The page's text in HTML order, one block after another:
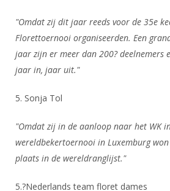
"Omdat zij dit jaar reeds voor de 35e
Florettoernooi organiseerden. Een
jaar zijn er meer dan 200? deelnemers
jaar in, jaar uit."
5. Sonja Tol
"Omdat zij in de aanloop naar het WK
wereldbekertoernooi in Luxemburg
plaats in de wereldranglijst."
5.?Nederlands team floret dames